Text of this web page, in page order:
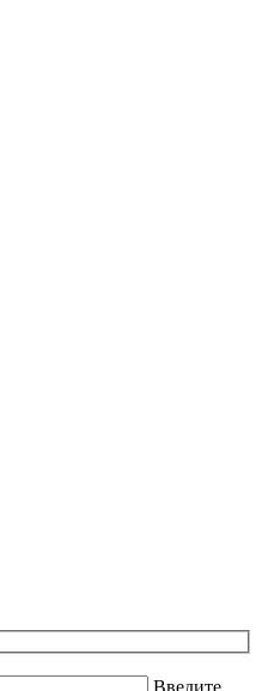
Введите